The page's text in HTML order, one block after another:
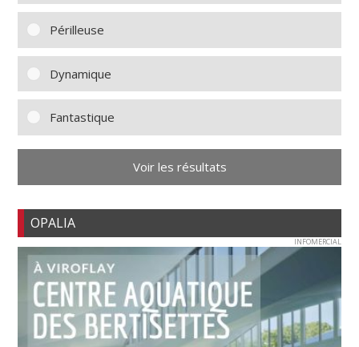
Périlleuse
Dynamique
Fantastique
Voir les résultats
OPALIA
INFOMERCIAL